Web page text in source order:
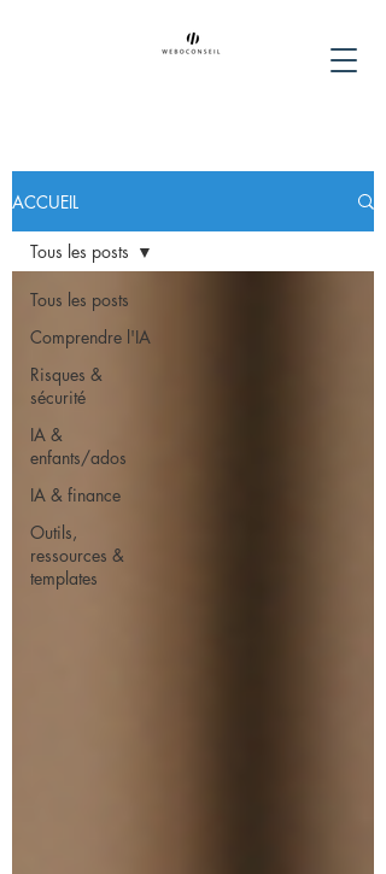
ACCUEIL
Tous les posts
Comprendre l'IA
Risques &
sécurité
IA &
enfants/ados
IA & finance
Outils,
ressources &
templates
Tous les posts